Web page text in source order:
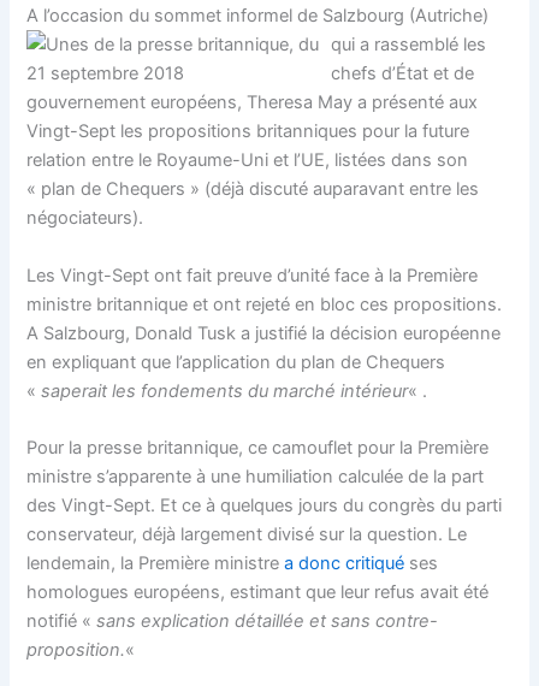
A l’occasion du sommet informelde Salzbourg (Autriche)
qui a rassemblé les
chefs d’État et de
gouvernement européens, Theresa May a présenté aux
Vingt-Sept les propositions britanniques pour la future
relation entre le Royaume-Uni et l’UE, listées dans son
« plan de Chequers » (déjà discuté auparavant entre les
négociateurs).
Les Vingt-Sept ont fait preuve d’unité face à la Première
ministre britannique et ont rejeté en bloc ces propositions.
A Salzbourg, Donald Tusk a justifié la décision européenne
en expliquant que l’application du plan de Chequers
«saperait les fondements du marché intérieur« .
Pour la presse britannique, ce camouflet pour la Première
ministre s’apparente à une humiliation calculée de la part
des Vingt-Sept. Et ce à quelques jours du congrès du parti
conservateur, déjà largement divisé sur la question. Le
lendemain, la Première ministrea donc critiqué ses
homologues européens, estimant que leur refus avait été
notifié «sans explication détaillée et sans contre-
proposition.«